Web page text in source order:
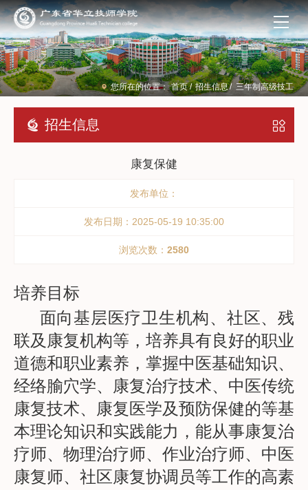
您所在的位置：首页/ 招生信息/ 三年制高级技工
招生信息
康复保健
发布单位：
发布日期：2025-05-19 10:35:00
浏览次数： 2580
培养目标
面向基层医疗卫生机构、社区、残
联及康复机构等，培养具有良好的职业
道德和职业素养，掌握中医基础知识、
经络腧穴学、康复治疗技术、中医传统
康复技术、康复医学及预防保健的等基
本理论知识和实践能力，能从事康复治
疗师、物理治疗师、作业治疗师、中医
康复师、社区康复协调员等工作的高素